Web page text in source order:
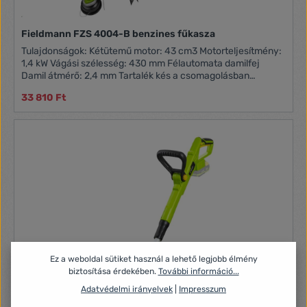
Fieldmann FZS 4004-B benzines fűkasza
Tulajdonságok: Kétütemű motor: 43 cm3 Motorteljesítmény:
1,4 kW Vágási szélesség: 430 mm Félautomata damilfej
Damil átmérő: 2,4 mm Tartalék kés a csomagolásban
33 810 Ft
Ez a weboldal sütiket használ a lehető legjobb élmény
biztosítása érdekében. További információ...
Adatvédelmi irányelvek
Impresszum